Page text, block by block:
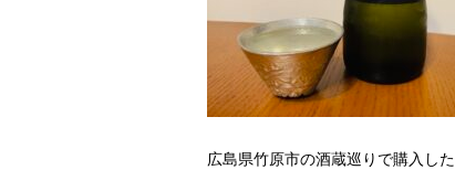
広島県竹原市の酒蔵巡りで購入し